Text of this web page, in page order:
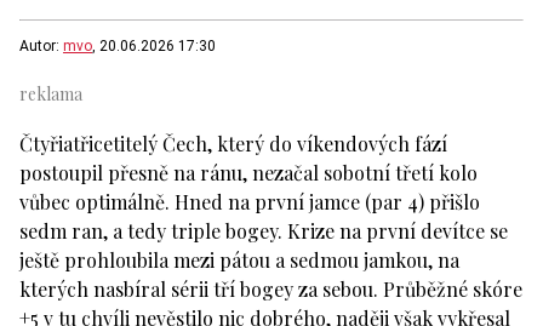
Autor: mvo, 20.06.2026 17:30
Čtyřiatřicetitelý Čech, který do víkendových fází
postoupil přesně na ránu, nezačal sobotní třetí kolo
vůbec optimálně. Hned na první jamce (par 4) přišlo
sedm ran, a tedy triple bogey. Krize na první devítce se
ještě prohloubila mezi pátou a sedmou jamkou, na
kterých nasbíral sérii tří bogey za sebou. Průběžné skóre
+5 v tu chvíli nevěstilo nic dobrého, naději však vykřesal